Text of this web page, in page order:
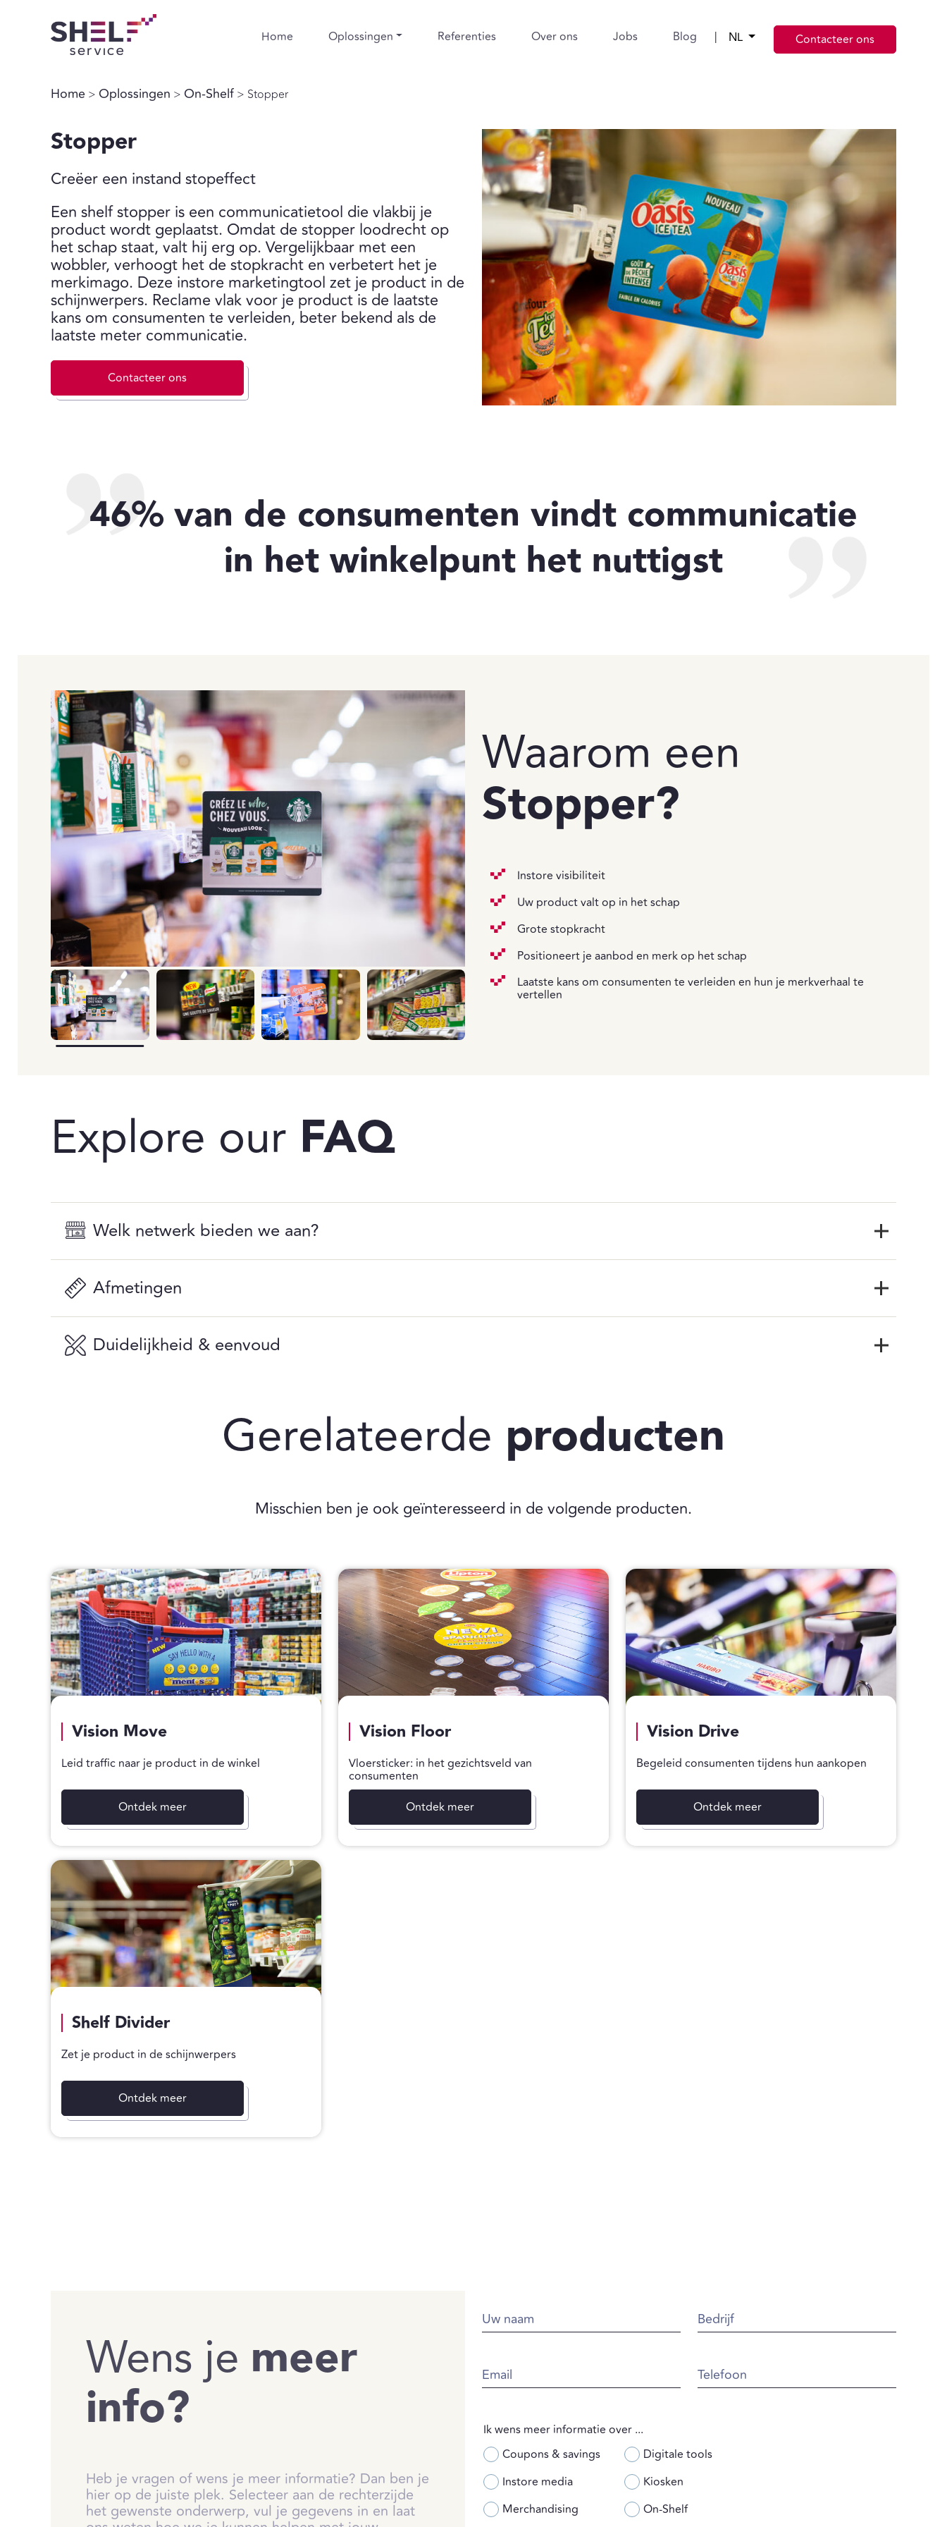
Home Oplossingen Referenties Over ons Jobs Blog | NL Contacteer ons
Home > Oplossingen > On-Shelf > Stopper
Stopper
Creëer een instand stopeffect
Een shelf stopper is een communicatietool die vlakbij je
product wordt geplaatst. Omdat de stopper loodrecht op
het schap staat, valt hij erg op. Vergelijkbaar met een
wobbler, verhoogt het de stopkracht en verbetert het je
merkimago. Deze instore marketingtool zet je product in de
schijnwerpers. Reclame vlak voor je product is de laatste
kans om consumenten te verleiden, beter bekend als de
laatste meter communicatie.
Contacteer ons
46% van de consumenten vindt communicatie
in het winkelpunt het nuttigst
Waarom een
Stopper?
Instore visibiliteit
Uw product valt op in het schap
Grote stopkracht
Positioneert je aanbod en merk op het schap
Laatste kans om consumenten te verleiden en hun je merkverhaal te
vertellen
Explore our FAQ
Welk netwerk bieden we aan?
Afmetingen
Duidelijkheid & eenvoud
Gerelateerde producten
Misschien ben je ook geïnteresseerd in de volgende producten.
Vision Move
Leid traffic naar je product in de winkel
Ontdek meer
Vision Floor
Vloersticker: in het gezichtsveld van
consumenten
Ontdek meer
Vision Drive
Begeleid consumenten tijdens hun aankopen
Ontdek meer
Shelf Divider
Zet je product in de schijnwerpers
Ontdek meer
Wens je meer
info?
Heb je vragen of wens je meer informatie? Dan ben je
hier op de juiste plek. Selecteer aan de rechterzijde
het gewenste onderwerp, vul je gegevens in en laat
Uw naam Bedrijf
Email Telefoon
Ik wens meer informatie over ...
Coupons & savings
Digitale tools
Instore media
Kiosken
Merchandising
On-Shelf